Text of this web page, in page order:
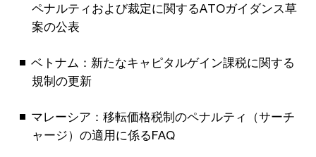
ペナルティおよび裁定に関するATOガイダンス草
案の公表
ベトナム：新たなキャピタルゲイン課税に関する
規制の更新
マレーシア：移転価格税制のペナルティ（サーチ
ャージ）の適用に係るFAQ